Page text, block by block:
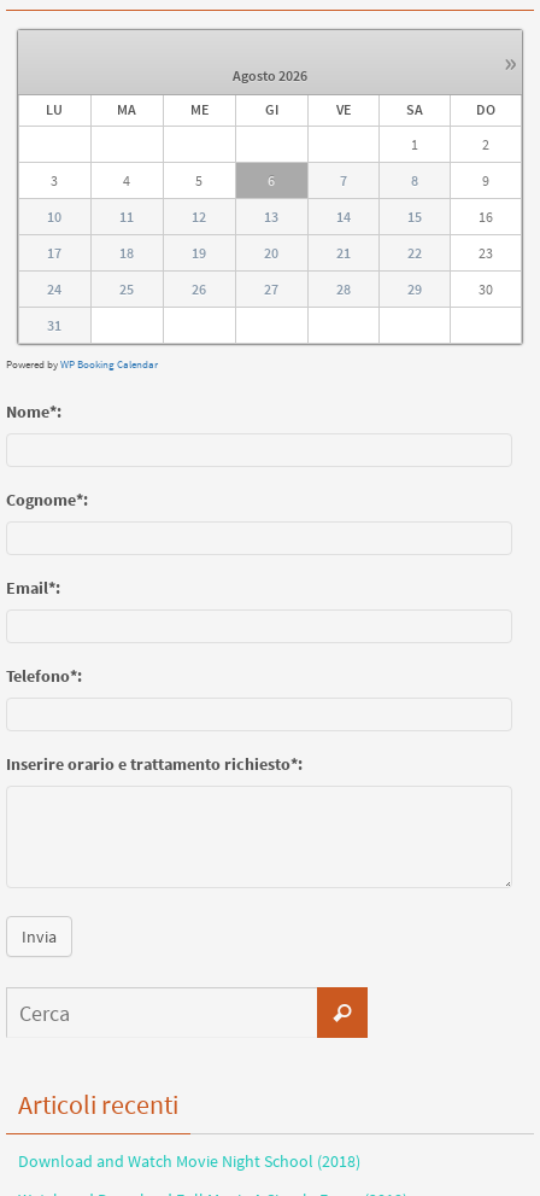
»
Agosto 2026
LU
MA ME GI VE SA
DO
1
2
3
4 5 6 7 8
9
10
11 12 13 14 15
16
17
18 19 20 21 22
23
24
25 26 27 28 29
30
31
Powered byWP Booking Calendar
Nome*:
Cognome*:
Email*:
Telefono*:
Inserire orario e trattamento richiesto*:
Invia
Articoli recenti
Download and Watch Movie Night School (2018)